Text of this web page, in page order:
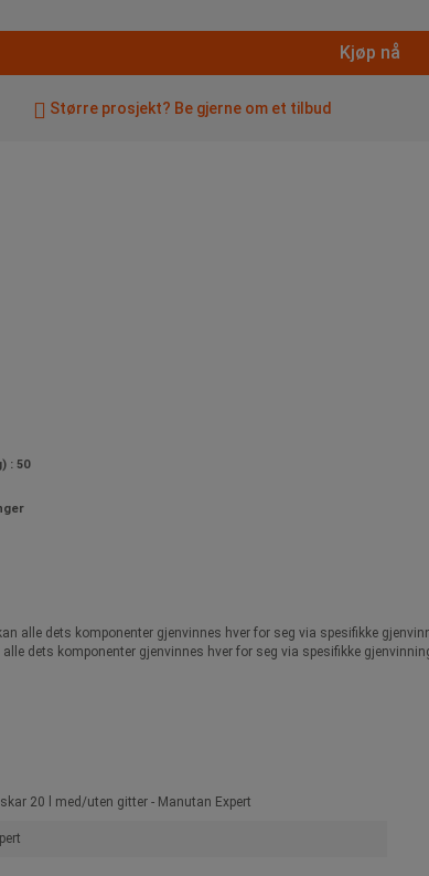
Kjøp nå
Større prosjekt? Be gjerne om et tilbud
: 50
alle dets komponenter gjenvinnes hver for seg via spesifikke
dets komponenter gjenvinnes hver for seg via spesifikke
20 l med/uten gitter - Manutan Expert